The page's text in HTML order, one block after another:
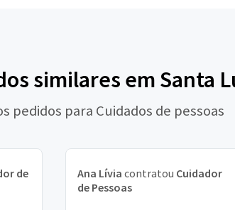
similares em Santa
pedidos para Cuidados de pessoas
de
Ana Lívia contratou Cuidador
de Pessoas